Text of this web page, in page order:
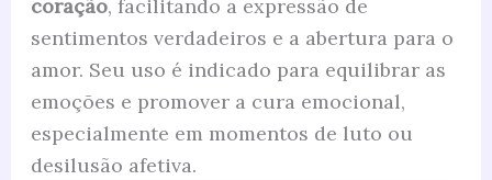
coração, facilitando a expressão de
sentimentos verdadeiros e a abertura para o
amor. Seu uso é indicado para equilibrar as
emoções e promover a cura emocional,
especialmente em momentos de luto ou
desilusão afetiva.